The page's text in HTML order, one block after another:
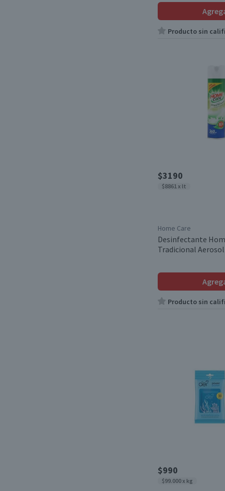
Producto sin
$3190
$8861 x lt
Home Care
Desinfectante
Tradicional Aerosol
Producto sin
$990
$99.000 x kg